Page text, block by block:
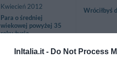
InItalia.it - Do Not Process
Kwiecień 2012
Para o średniej
wiekowej powyżej 35
roku życia
Wróciłbyś